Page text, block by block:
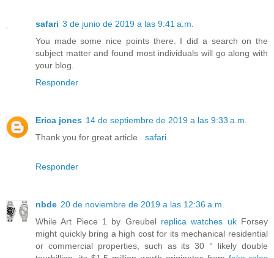
safari 3 de junio de 2019 a las 9:41 a.m.
You made some nice points there. I did a search on the
subject matter and found most individuals will go along with
your blog.
Responder
Erica jones 14 de septiembre de 2019 a las 9:33 a.m.
Thank you for great article . safari
Responder
nbde 20 de noviembre de 2019 a las 12:36 a.m.
While Art Piece 1 by Greubel replica watches ukForsey
might quickly bring a high cost for its mechanical residential
or commercial properties, such as its 30 ° likely double